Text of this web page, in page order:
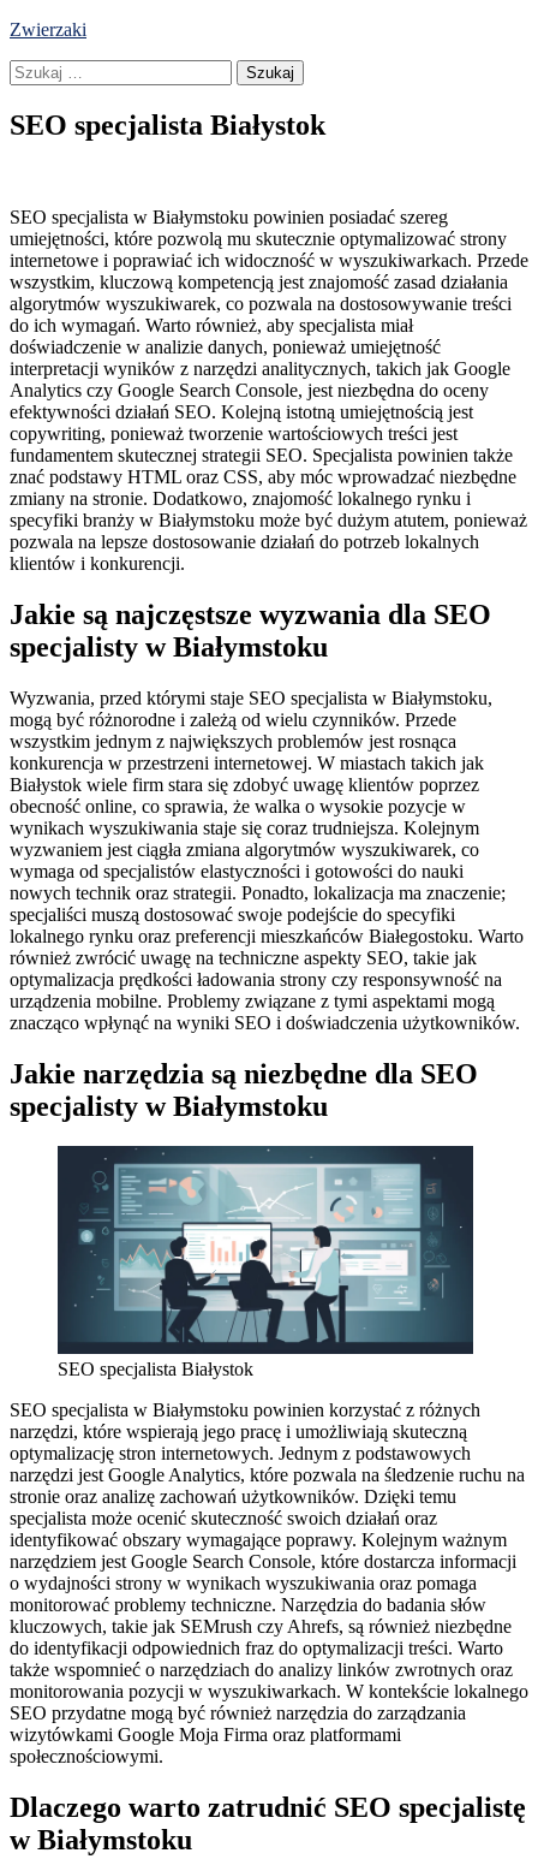
Skip
content
Zwierzaki
Szukaj:
SEO specjalista Białystok
SEO specjalista w Białymstoku powinien posiadać szereg
umiejętności, które pozwolą mu skutecznie optymalizować strony
internetowe i poprawiać ich widoczność w wyszukiwarkach. Przede
wszystkim, kluczową kompetencją jest znajomość zasad działania
algorytmów wyszukiwarek, co pozwala na dostosowywanie treści
do ich wymagań. Warto również, aby specjalista miał
doświadczenie w analizie danych, ponieważ umiejętność
interpretacji wyników z narzędzi analitycznych, takich jak Google
Analytics czy Google Search Console, jest niezbędna do oceny
efektywności działań SEO. Kolejną istotną umiejętnością jest
copywriting, ponieważ tworzenie wartościowych treści jest
fundamentem skutecznej strategii SEO. Specjalista powinien także
znać podstawy HTML oraz CSS, aby móc wprowadzać niezbędne
zmiany na stronie. Dodatkowo, znajomość lokalnego rynku i
specyfiki branży w Białymstoku może być dużym atutem, ponieważ
pozwala na lepsze dostosowanie działań do potrzeb lokalnych
klientów i konkurencji.
Jakie są najczęstsze wyzwania dla SEO
specjalisty w Białymstoku
Wyzwania, przed którymi staje SEO specjalista w Białymstoku,
mogą być różnorodne i zależą od wielu czynników. Przede
wszystkim jednym z największych problemów jest rosnąca
konkurencja w przestrzeni internetowej. W miastach takich jak
Białystok wiele firm stara się zdobyć uwagę klientów poprzez
obecność online, co sprawia, że walka o wysokie pozycje w
wynikach wyszukiwania staje się coraz trudniejsza. Kolejnym
wyzwaniem jest ciągła zmiana algorytmów wyszukiwarek, co
wymaga od specjalistów elastyczności i gotowości do nauki
nowych technik oraz strategii. Ponadto, lokalizacja ma znaczenie;
specjaliści muszą dostosować swoje podejście do specyfiki
lokalnego rynku oraz preferencji mieszkańców Białegostoku. Warto
również zwrócić uwagę na techniczne aspekty SEO, takie jak
optymalizacja prędkości ładowania strony czy responsywność na
urządzenia mobilne. Problemy związane z tymi aspektami mogą
znacząco wpłynąć na wyniki SEO i doświadczenia użytkowników.
Jakie narzędzia są niezbędne dla SEO
specjalisty w Białymstoku
SEO specjalista Białystok
SEO specjalista w Białymstoku powinien korzystać z różnych
narzędzi, które wspierają jego pracę i umożliwiają skuteczną
optymalizację stron internetowych. Jednym z podstawowych
narzędzi jest Google Analytics, które pozwala na śledzenie ruchu na
stronie oraz analizę zachowań użytkowników. Dzięki temu
specjalista może ocenić skuteczność swoich działań oraz
identyfikować obszary wymagające poprawy. Kolejnym ważnym
narzędziem jest Google Search Console, które dostarcza informacji
o wydajności strony w wynikach wyszukiwania oraz pomaga
monitorować problemy techniczne. Narzędzia do badania słów
kluczowych, takie jak SEMrush czy Ahrefs, są również niezbędne
do identyfikacji odpowiednich fraz do optymalizacji treści. Warto
także wspomnieć o narzędziach do analizy linków zwrotnych oraz
monitorowania pozycji w wyszukiwarkach. W kontekście lokalnego
SEO przydatne mogą być również narzędzia do zarządzania
wizytówkami Google Moja Firma oraz platformami
społecznościowymi.
Dlaczego warto zatrudnić SEO specjalistę
w Białymstoku